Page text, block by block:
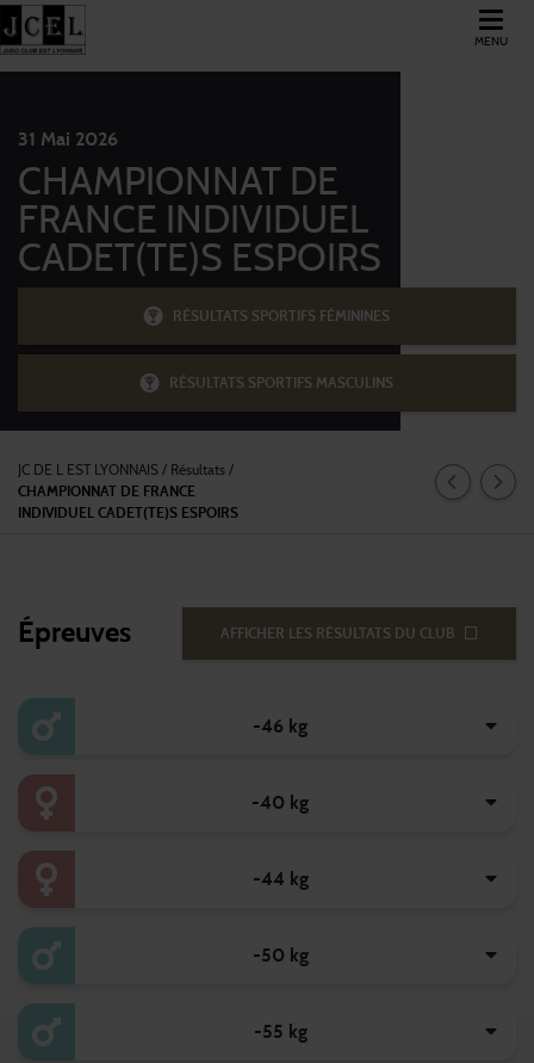
MENU
31 Mai 2026
CHAMPIONNAT DE
FRANCE INDIVIDUEL
CADET(TE)S ESPOIRS
RÉSULTATS SPORTIFS FÉMININES
RÉSULTATS SPORTIFS MASCULINS
JC DE L EST LYONNAIS / Résultats /
CHAMPIONNAT DE FRANCE
INDIVIDUEL CADET(TE)S ESPOIRS
Épreuves AFFICHER LES RÉSULTATS DU CLUB
-46 kg
-40 kg
-44 kg
-50 kg
-55 kg